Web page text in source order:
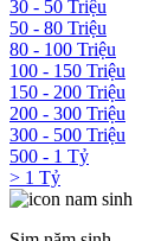
30 - 50 Triệu
50 - 80 Triệu
80 - 100 Triệu
100 - 150 Triệu
150 - 200 Triệu
200 - 300 Triệu
300 - 500 Triệu
500 - 1 Tỷ
> 1 Tỷ